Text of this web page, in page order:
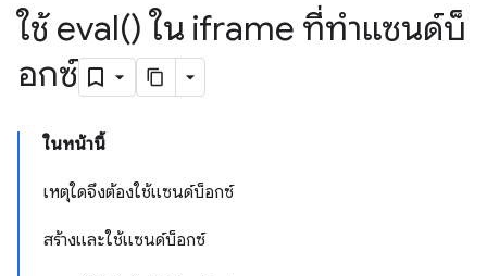
ใช้eval() ใน iframe ที่ทำแซนด์บ็
อกซ์
ในหน้านี้
เหตุใดจึงต้องใช้แซนด์บ็อกซ์
สร้างและใช้แซนด์บ็อกซ์